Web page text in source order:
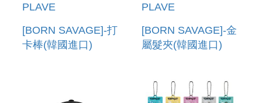
PLAVE
[BORN SAVAGE]-打
卡棒(韓國進口)
PLAVE
[BORN SAVAGE]-金
屬髮夾(韓國進口)